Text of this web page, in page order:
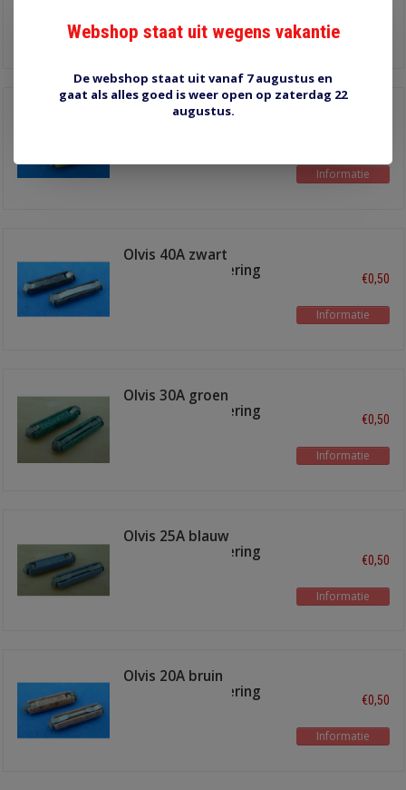
mm
Informatie
Olvis 5 geel ceramische
Informatie
Olvis 40A zwart
ceramische zekering
€0,50
Informatie
Olvis 30A groen
ceramische zekering
€0,50
Informatie
Olvis 25A blauw
ceramische zekering
€0,50
Informatie
Olvis 20A bruin
ceramische zekering
€0,50
Informatie
Webshop staat uit wegens vakantie
De webshop staat uit vanaf 7 augustus en
gaat als alles goed is weer open op zaterdag 22
augustus.